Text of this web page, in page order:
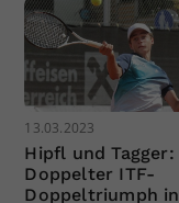
13.03.2023
Hipfl und Tagger:
Doppelter ITF-
Doppeltriumph in